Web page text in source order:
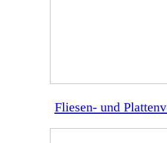
Fliesen- und